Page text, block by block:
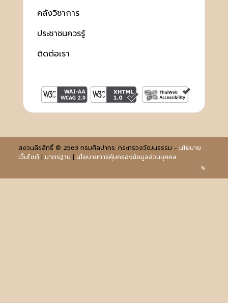
คลังวิชาการ
ประชาชนควรรู้
ติดต่อเรา
สงวนลิขสิทธิ์ © 2563 กรมศิลปากร. กระทรวงวัฒนธรรม - นโยบาย
เว็บไซต์| มาตรฐาน | นโยบายการคุ้มครองข้อมูลส่วนบุคคล